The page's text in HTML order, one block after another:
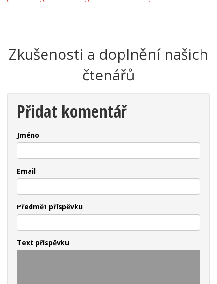
Zkušenosti a doplnění našich
čtenářů
Přidat komentář
Jméno
Email
Předmět příspěvku
Text příspěvku